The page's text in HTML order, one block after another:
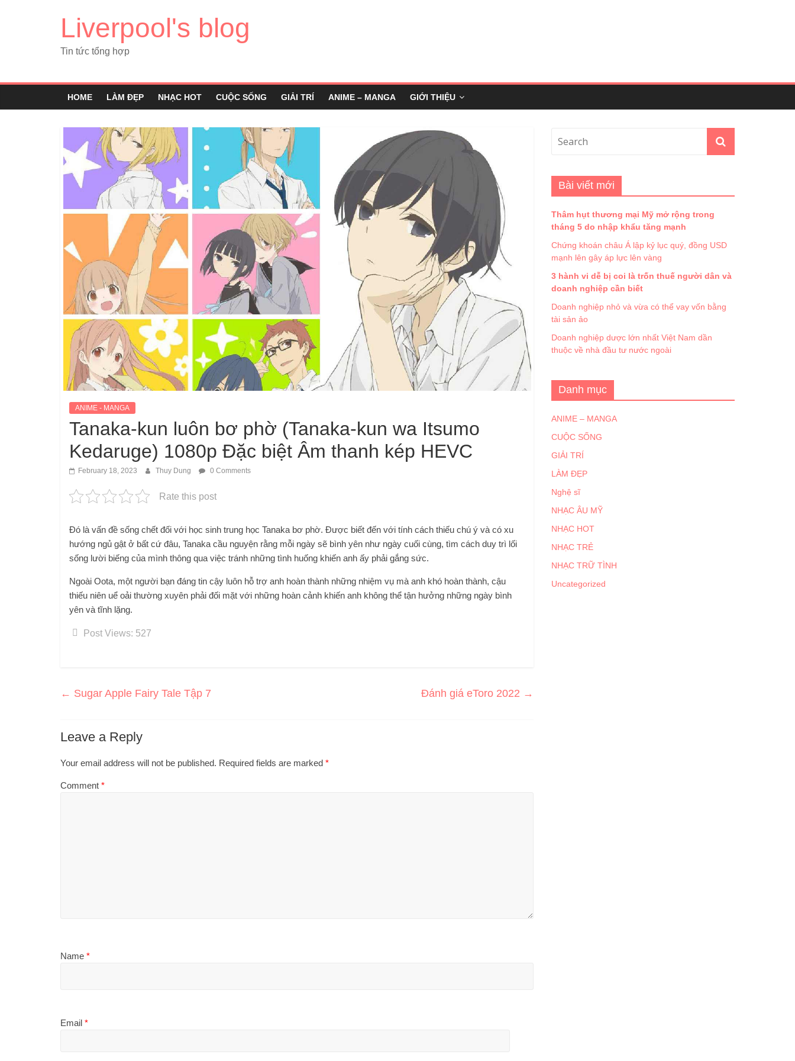
Liverpool's blog
Tin tức tổng hợp
HOME LÀM ĐẸP NHẠC HOT CUỘC SỐNG GIẢI TRÍ ANIME – MANGA GIỚI THIỆU
ANIME - MANGA
Tanaka-kun luôn bơ phờ (Tanaka-kun wa Itsumo
Kedaruge) 1080p Đặc biệt Âm thanh kép HEVC
February 18, 2023 Thuy Dung 0 Comments
Rate this post
Đó là vấn đề sống chết đối với học sinh trung học Tanaka bơ phờ. Được biết đến với tính cách thiếu chú ý và có xu
hướng ngủ gật ở bất cứ đâu, Tanaka cầu nguyện rằng mỗi ngày sẽ bình yên như ngày cuối cùng, tìm cách duy trì lối
sống lười biếng của mình thông qua việc tránh những tình huống khiến anh ấy phải gắng sức.
Ngoài Oota, một người bạn đáng tin cậy luôn hỗ trợ anh hoàn thành những nhiệm vụ mà anh khó hoàn thành, cậu
thiếu niên uể oải thường xuyên phải đối mặt với những hoàn cảnh khiến anh không thể tận hưởng những ngày bình
yên và tĩnh lặng.
Post Views: 527
← Sugar Apple Fairy Tale Tập 7 Đánh giá eToro 2022 →
Leave a Reply
Your email address will not be published. Required fields are marked *
Comment *
Name *
Email *
Bài viết mới
Thâm hụt thương mại Mỹ mở rộng trong
tháng 5 do nhập khẩu tăng mạnh
Chứng khoán châu Á lập kỷ lục quý, đồng USD
mạnh lên gây áp lực lên vàng
3 hành vi dễ bị coi là trốn thuế người dân và
doanh nghiệp cần biết
Doanh nghiệp nhỏ và vừa có thể vay vốn bằng
tài sản ảo
Doanh nghiệp dược lớn nhất Việt Nam dần
thuộc về nhà đầu tư nước ngoài
Danh mục
ANIME – MANGA
CUỘC SỐNG
GIẢI TRÍ
LÀM ĐẸP
Nghệ sĩ
NHẠC ÂU MỸ
NHẠC HOT
NHẠC TRẺ
NHẠC TRỮ TÌNH
Uncategorized